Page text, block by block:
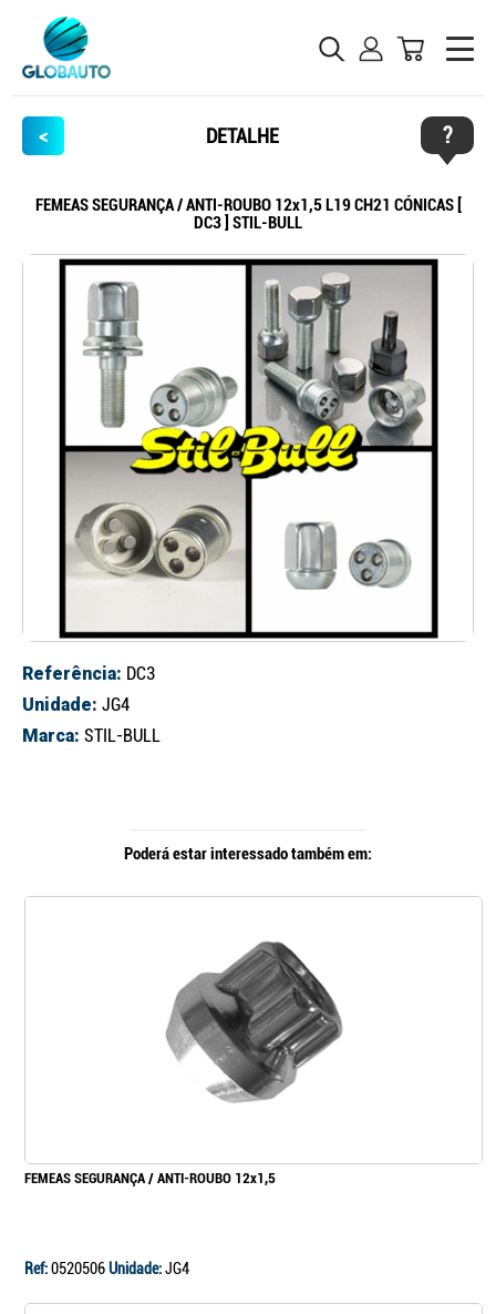
< DETALHE ?
FEMEAS SEGURANÇA / ANTI-ROUBO 12x1,5 L19 CH21 CÓNICAS [
DC3 ] STIL-BULL
Referência: DC3
Unidade: JG4
Marca: STIL-BULL
Poderá estar interessado também em:
FEMEAS SEGURANÇA / ANTI-ROUBO 12x1,5
Ref:0520506Unidade:JG4